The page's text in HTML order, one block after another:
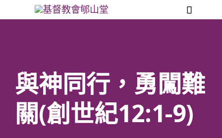

與神同行，勇闖難
關(創世紀12:1-9)